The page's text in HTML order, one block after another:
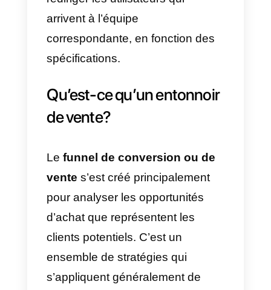
de penser que Telegram, qui est
une appli avec des centaines de
millions d’utilisateurs peut
constituer un lieu idéal pour
appliquer des stratégies avec
de commencer le mieux serait de
connaitre le public visé et
comment arriver à eux de façon
effective.
Pour faciliter une grande partie